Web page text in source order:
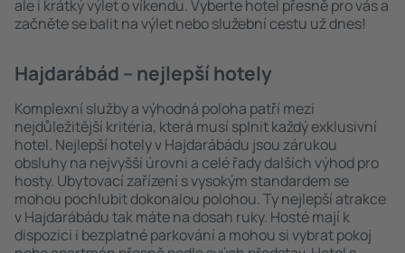
ale i krátký výlet o víkendu. Vyberte hotel přesně pro vás a
začněte se balit na výlet nebo služební cestu už dnes!
Hajdarábád – nejlepší hotely
Komplexní služby a výhodná poloha patří mezi
nejdůležitější kritéria, která musí splnit každý exklusivní
hotel. Nejlepší hotely v Hajdarábádu jsou zárukou
obsluhy na nejvyšší úrovni a celé řady dalších výhod pro
hosty. Ubytovací zařízení s vysokým standardem se
mohou pochlubit dokonalou polohou. Ty nejlepší atrakce
v Hajdarábádu tak máte na dosah ruky. Hosté mají k
dispozici i bezplatné parkování a mohou si vybrat pokoj